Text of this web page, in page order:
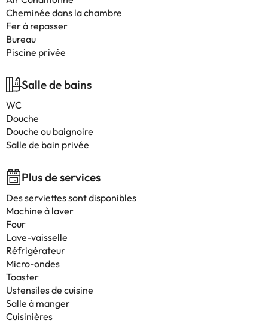
Cheminée dans la chambre
Fer à repasser
Bureau
Piscine privée
Salle de bains
WC
Douche
Douche ou baignoire
Salle de bain privée
Plus de services
Des serviettes sont disponibles
Machine à laver
Four
Lave-vaisselle
Réfrigérateur
Micro-ondes
Toaster
Ustensiles de cuisine
Salle à manger
Cuisinières